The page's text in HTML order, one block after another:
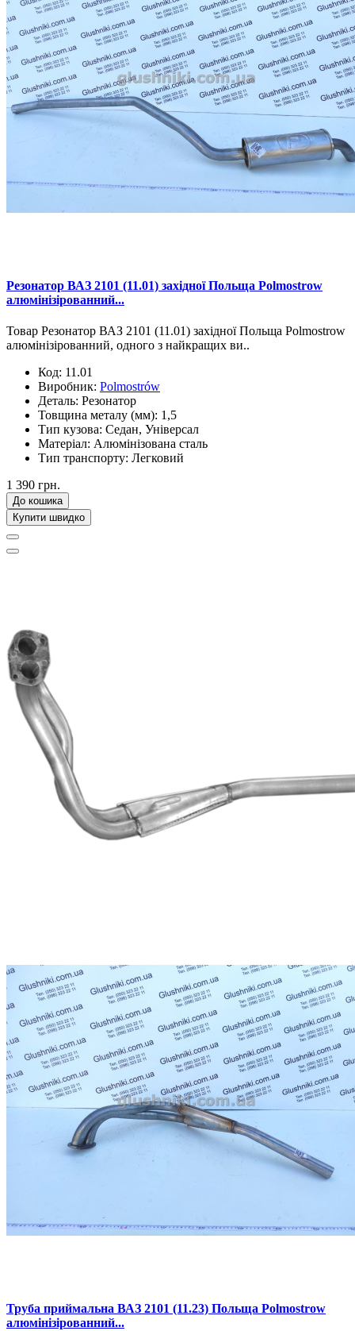
Резонатор ВАЗ 2101 (11.01) західної Польща Polmostrow
алюмінізірованний...
Товар Резонатор ВАЗ 2101 (11.01) західної Польща Polmostrow
алюмінізірованний, одного з найкращих ви..
Код: 11.01
Виробник: Polmostrów
Деталь: Резонатор
Товщина металу (мм): 1,5
Тип кузова: Седан, Універсал
Матеріал: Алюмінізована сталь
Тип транспорту: Легковий
1 390 грн.
До кошика
Купити швидко
Труба приймальна ВАЗ 2101 (11.23) Польща Polmostrow
алюмінізірованний...